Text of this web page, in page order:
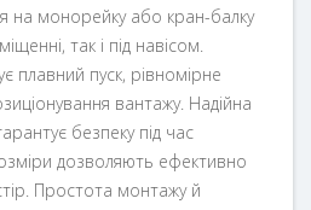
на монорейку або кран-балку
так і під навісом.
плавний пуск, рівномірне
вантажу. Надійна
безпеку під час
дозволяють ефективно
Простота монтажу й